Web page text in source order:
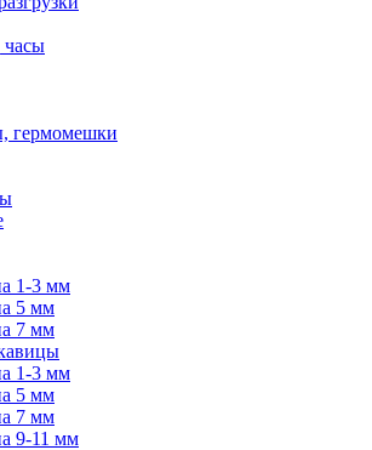
гермомешки
1-3 мм
5 мм
7 мм
1-3 мм
5 мм
7 мм
9-11 мм